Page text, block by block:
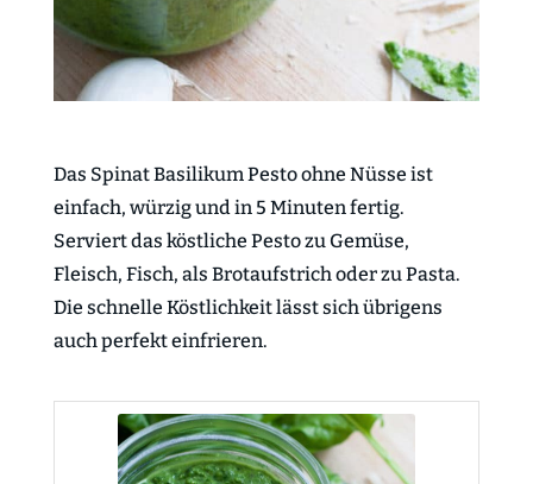
Das Spinat Basilikum Pesto ohne Nüsse ist
einfach, würzig und in 5 Minuten fertig.
Serviert das köstliche Pesto zu Gemüse,
Fleisch, Fisch, als Brotaufstrich oder zu Pasta.
Die schnelle Köstlichkeit lässt sich übrigens
auch perfekt einfrieren.